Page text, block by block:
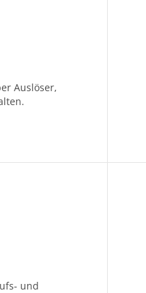
Auslöser,
und